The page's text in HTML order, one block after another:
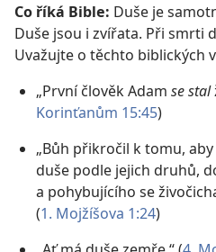
Co říká Bible: Duše je
Duše jsou i zvířata. Při smrti
Uvažujte o těchto biblických
„První člověk Adam se stal
Korinťanům 15:45)
„Bůh přikročil k tomu, aby
duše podle jejich druhů,
a pohybujícího se
(1. Mojžíšova 1:24)